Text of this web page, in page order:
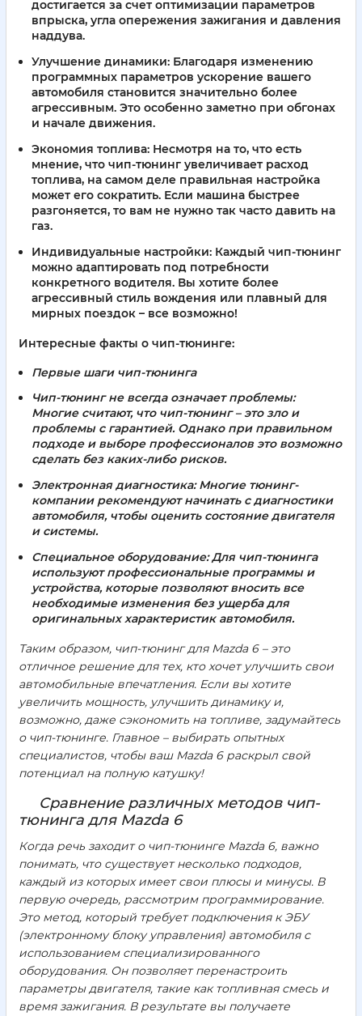
достигается за счет оптимизации параметров
впрыска, угла опережения зажигания и давления
наддува.
Улучшение динамики: Благодаря изменению
программных параметров ускорение вашего
автомобиля становится значительно более
агрессивным. Это особенно заметно при обгонах
и начале движения.
Экономия топлива: Несмотря на то, что есть
мнение, что чип-тюнинг увеличивает расход
топлива, на самом деле правильная настройка
может его сократить. Если машина быстрее
разгоняется, то вам не нужно так часто давить на
газ.
Индивидуальные настройки: Каждый чип-тюнинг
можно адаптировать под потребности
конкретного водителя. Вы хотите более
агрессивный стиль вождения или плавный для
мирных поездок – все возможно!
Интересные факты о чип-тюнинге:
Первые шаги чип-тюнинга
Чип-тюнинг не всегда означает проблемы:
Многие считают, что чип-тюнинг – это зло и
проблемы с гарантией. Однако при правильном
подходе и выборе профессионалов это возможно
сделать без каких-либо рисков.
Электронная диагностика:Многие тюнинг-
компании рекомендуют начинать с диагностики
автомобиля, чтобы оценить состояние двигателя
и системы.
Специальное оборудование:Для чип-тюнинга
используют профессиональные программы и
устройства, которые позволяют вносить все
необходимые изменения без ущерба для
оригинальных характеристик автомобиля.
Таким образом, чип-тюнинг для Mazda 6 – это
отличное решение для тех, кто хочет улучшить свои
автомобильные впечатления. Если вы хотите
увеличить мощность, улучшить динамику и,
возможно, даже сэкономить на топливе, задумайтесь
о чип-тюнинге. Главное – выбирать опытных
специалистов, чтобы ваш Mazda 6 раскрыл свой
потенциал на полную катушку!
Сравнение различных методов чип-
тюнинга для Mazda 6
Когда речь заходит о чип-тюнинге Mazda 6, важно
понимать, что существует несколько подходов,
каждый из которых имеет свои плюсы и минусы. В
первую очередь, рассмотрим программирование.
Это метод, который требует подключения к ЭБУ
(электронному блоку управления) автомобиля с
использованием специализированного
оборудования. Он позволяет перенастроить
параметры двигателя, такие как топливная смесь и
время зажигания. В результате вы получаете